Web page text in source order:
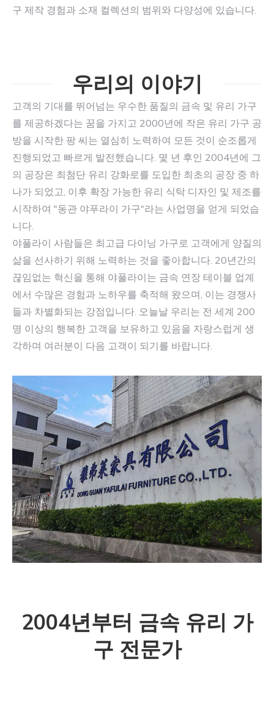
구 제작 경험과 소재 컬렉션의 범위와 다양성에 있습니다.
우리의 이야기
고객의 기대를 뛰어넘는 우수한 품질의 금속 및 유리 가구
를 제공하겠다는 꿈을 가지고 2000년에 작은 유리 가구 공
방을 시작한 팡 씨는 열심히 노력하여 모든 것이 순조롭게
진행되었고 빠르게 발전했습니다. 몇 년 후인 2004년에 그
의 공장은 최첨단 유리 강화로를 도입한 최초의 공장 중 하
나가 되었고, 이후 확장 가능한 유리 식탁 디자인 및 제조를
시작하여 "동관 야푸라이 가구"라는 사업명을 얻게 되었습
니다.
야풀라이 사람들은 최고급 다이닝 가구로 고객에게 양질의
삶을 선사하기 위해 노력하는 것을 좋아합니다. 20년간의
끊임없는 혁신을 통해 야풀라이는 금속 연장 테이블 업계
에서 수많은 경험과 노하우를 축적해 왔으며, 이는 경쟁사
들과 차별화되는 강점입니다. 오늘날 우리는 전 세계 200
명 이상의 행복한 고객을 보유하고 있음을 자랑스럽게 생
각하며 여러분이 다음 고객이 되기를 바랍니다.
2004년부터 금속 유리 가
구 전문가